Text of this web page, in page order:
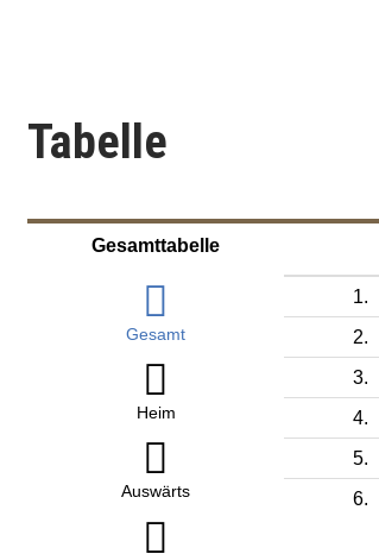
Tabelle
Gesamttabelle
Gesamt
Heim
Auswärts
1.
2.
3.
4.
5.
6.